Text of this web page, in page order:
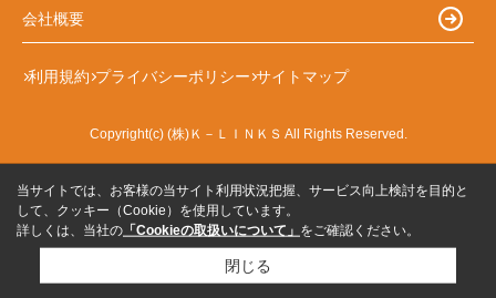
会社概要
利用規約 プライバシーポリシー サイトマップ
Copyright(c) (株)Ｋ－ＬＩＮＫＳ All Rights Reserved.
当サイトでは、お客様の当サイト利用状況把握、サービス向上検討を目的と
して、クッキー（Cookie）を使用しています。
詳しくは、当社の 「Cookieの取扱いについて」 をご確認ください。
閉じる